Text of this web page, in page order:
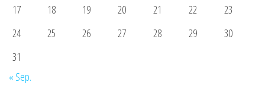
17
18 19 20 21 22
23
24
25 26 27 28 29
30
31
« Sep.